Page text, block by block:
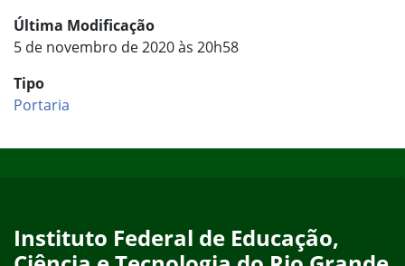
Última Modificação
5 de novembro de 2020 às 20h58
Tipo
Portaria
Instituto Federal de Educação,